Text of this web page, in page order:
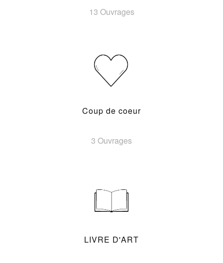
13 Ouvrages
Coup de coeur
3 Ouvrages
LIVRE D'ART